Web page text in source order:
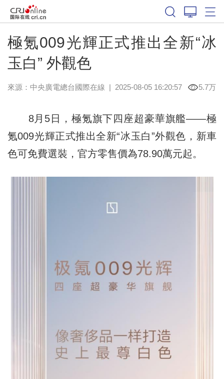
極氪009光輝正式推出全新“冰
玉白” 外觀色
來源：中央廣電總台國際在線 | 2025-08-05 16:20:57 5.7万
8月5日，極氪旗下四座超豪華旗艦——極
氪009光輝正式推出全新“冰玉白”外觀色，新車
色可免費選裝，官方零售價為78.90萬元起。